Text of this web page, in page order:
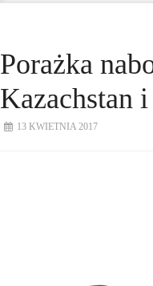
Porażka
Kazachstan
13 KWIETNIA 2017